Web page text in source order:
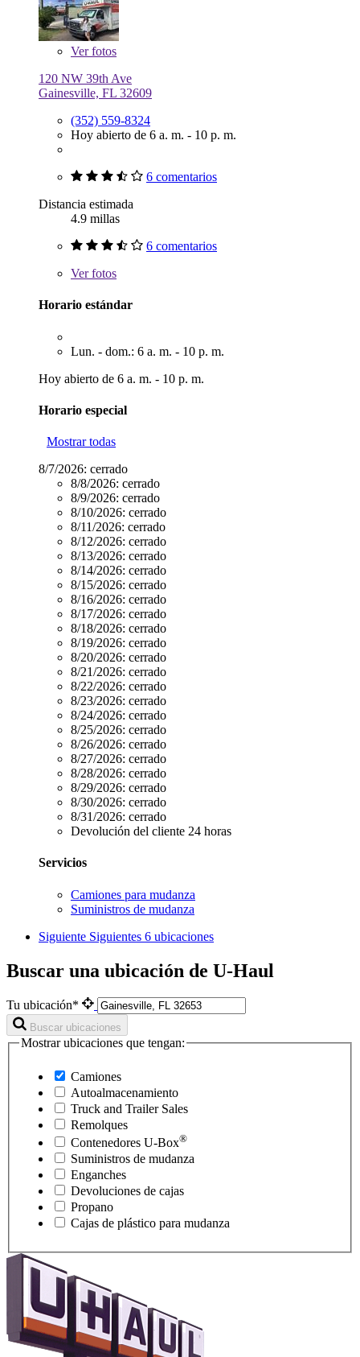
Verfotos
120 NW 39th Ave
Gainesville, FL 32609
(352) 559-8324
Hoy abierto de 6 a. m. - 10 p. m.
6 comentarios
Distancia estimada
4.9 millas
6 comentarios
Verfotos
Horario estándar
Lun. - dom.: 6 a. m. - 10 p. m.
Hoy abierto de 6 a. m. - 10 p. m.
Horario especial
Mostrar todas
8/7/2026: cerrado
8/8/2026: cerrado
8/9/2026: cerrado
8/10/2026: cerrado
8/11/2026: cerrado
8/12/2026: cerrado
8/13/2026: cerrado
8/14/2026: cerrado
8/15/2026: cerrado
8/16/2026: cerrado
8/17/2026: cerrado
8/18/2026: cerrado
8/19/2026: cerrado
8/20/2026: cerrado
8/21/2026: cerrado
8/22/2026: cerrado
8/23/2026: cerrado
8/24/2026: cerrado
8/25/2026: cerrado
8/26/2026: cerrado
8/27/2026: cerrado
8/28/2026: cerrado
8/29/2026: cerrado
8/30/2026: cerrado
8/31/2026: cerrado
Devolución del cliente 24 horas
Servicios
Camiones para mudanza
Suministros de mudanza
Siguiente Siguientes 6 ubicaciones
Buscar una ubicación de U-Haul
Tu ubicación*
Buscar ubicaciones
Mostrar ubicaciones que tengan:
Camiones
Autoalmacenamiento
Truck and Trailer Sales
Remolques
Contenedores U-Box®
Suministros de mudanza
Enganches
Devoluciones de cajas
Propano
Cajas de plástico para mudanza